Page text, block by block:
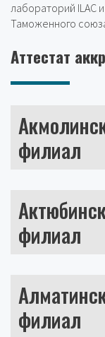
лабораторий ILAC
Таможенного
Аттестат
филиал
филиал
филиал